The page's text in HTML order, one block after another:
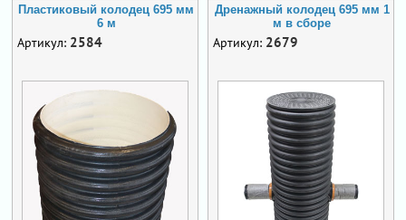
Пластиковый колодец 695 мм
6 м
Артикул: 2584
Дренажный колодец 695 мм 1
м в сборе
Артикул: 2679